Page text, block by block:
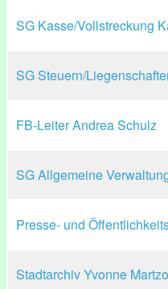
SG Kasse/Vollstreckung
SG Steuern/
FB-Leiter Andrea Schulz
SG Allgemeine
Presse- und
Stadtarchiv Yvonne